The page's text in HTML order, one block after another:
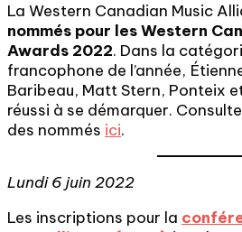
La Western Canadian Music
nommés pour les Western
Awards 2022. Dans la
francophone de l’année,
Baribeau, Matt Stern, Ponteix
réussi à se démarquer.
des nommés ici.
Lundi 6 juin 2022
Les inscriptions pour la